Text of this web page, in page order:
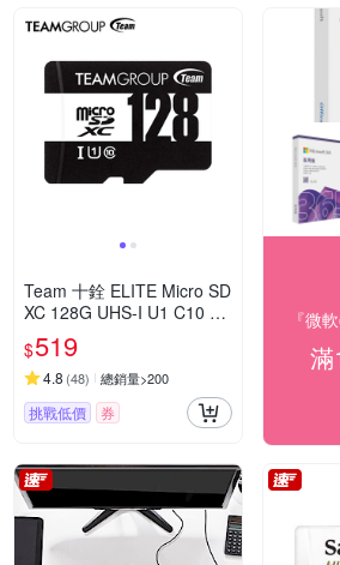
Team 十銓 ELITE Micro SD
XC 128G UHS-I U1 C10 記
憶卡(含轉卡)
$519
4.8 (48) 總銷量>200
挑戰低價 券
『微